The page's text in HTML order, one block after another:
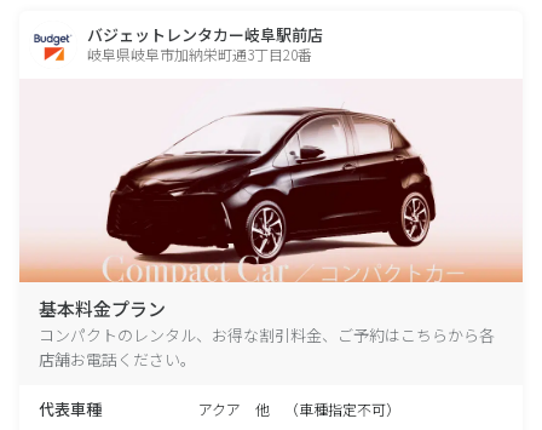
バジェットレンタカー岐阜駅前店
岐阜県岐阜市加納栄町通3丁目20番
基本料金プラン
コンパクトのレンタル、お得な割引料金、ご予約はこちらから各
店舗お電話ください。
代表車種 アクア 他 （車種指定不可）